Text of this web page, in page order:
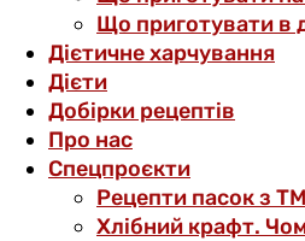
Що приготувати в
Дієтичне харчування
Дієти
Добірки рецептів
Про нас
Спецпроєкти
Рецепти пасок з
Хлібний крафт.